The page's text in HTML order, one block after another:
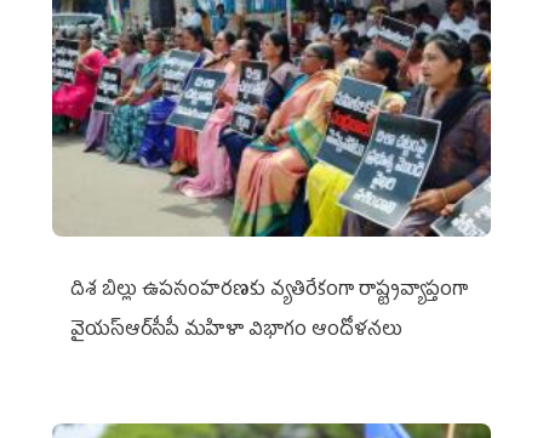
దిశ బిల్లు ఉపసంహరణకు వ్యతిరేకంగా రాష్ట్రవ్యాప్తంగా
వైయ‌స్ఆర్‌సీపీ మహిళా విభాగం ఆందోళనలు